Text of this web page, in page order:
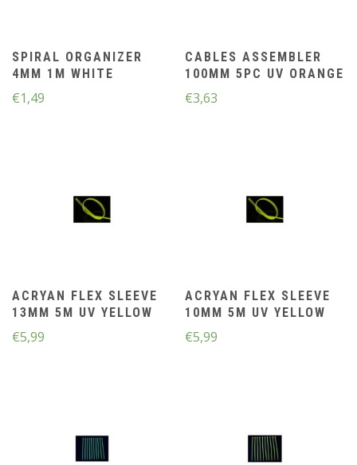
SPIRAL ORGANIZER
4MM 1M WHITE
€1,49
CABLES ASSEMBLER
100MM 5PC UV ORANGE
€3,63
ACRYAN FLEX SLEEVE
13MM 5M UV YELLOW
€5,99
ACRYAN FLEX SLEEVE
10MM 5M UV YELLOW
€5,99